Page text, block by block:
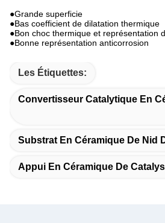
●Grande superficie
●Bas coefficient de dilatation thermique
●Bon choc thermique et représentation
●Bonne représentation anticorrosion
Les Étiquettes:
Convertisseur Catalytique En
Substrat En Céramique De Nid
Appui En Céramique De